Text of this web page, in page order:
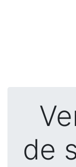
de